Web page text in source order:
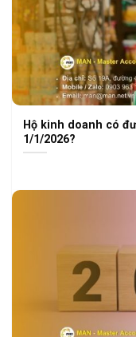
Hộ kinh doanh có
1/1/2026?